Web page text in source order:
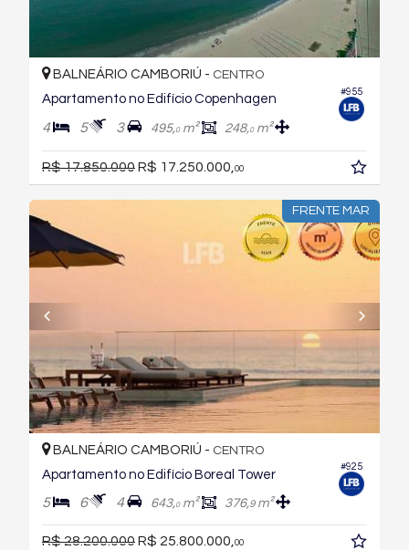
#955
BALNEÁRIO CAMBORIÚ - CENTRO
Apartamento no Edifício Copenhagen
4 5 3 495,0m² 248,0m²
R$ 17.850.000R$ 17.250.000, 00
FRENTE MAR
#925
BALNEÁRIO CAMBORIÚ - CENTRO
Apartamento no Edifício Boreal Tower
5 6 4 643,0m² 376,9m²
R$ 28.200.000R$ 25.800.000,00